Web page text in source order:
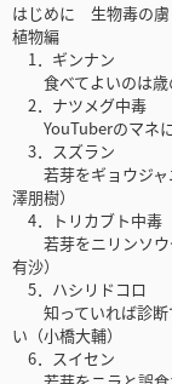
はじめに 生物毒の虜
植物編
1．ギンナン
食べてよいのは歳
2．ナツメグ中毒
YouTuberのマネに
3．スズラン
若芽をギョウジャ
澤朋樹）
4．トリカブト中毒
若芽をニリンソウ
有沙）
5．ハシリドコロ
知っていれば診断
い（小橋大輔）
6．スイセン